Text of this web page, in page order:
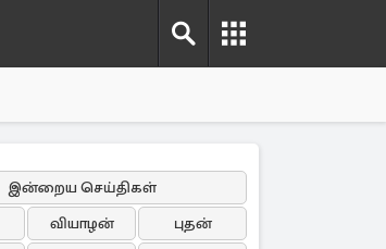
இன்றைய செய்திகள்
வியாழன்
புதன்